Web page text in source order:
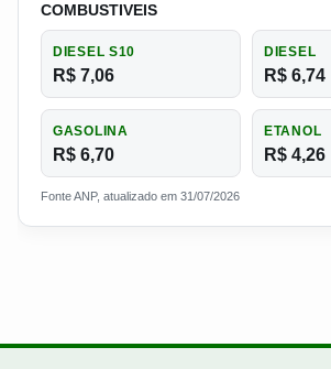
COMBUSTIVEIS
DIESEL S10
R$ 7,06
DIESEL
R$ 6,74
GASOLINA
R$ 6,70
ETANOL
R$ 4,26
Fonte ANP, atualizado em 31/07/2026